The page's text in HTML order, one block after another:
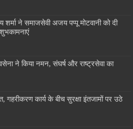
शर्मा ने समाजसेवी अजय पप्पू मोटवानी को दी
ने किया नमन, संघर्ष और राष्ट्रसेवा का
गहरीकरण कार्य के बीच सुरक्षा इंतजामों पर उठे